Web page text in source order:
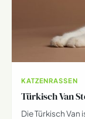
KATZENRASSEN
Türkisch Van
Die Türkisch Van